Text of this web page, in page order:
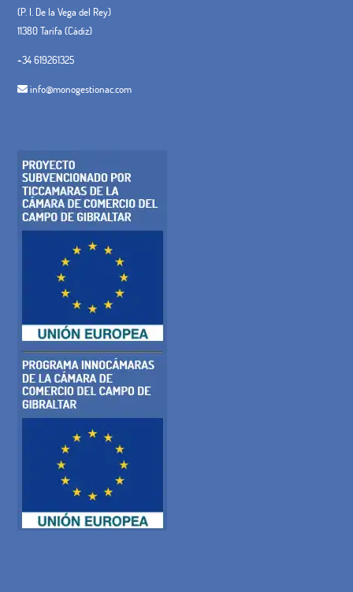
(P. I. De la Vega del Rey)
11380 Tarifa (Cádiz)
+34 619261325
info@monogestionac.com